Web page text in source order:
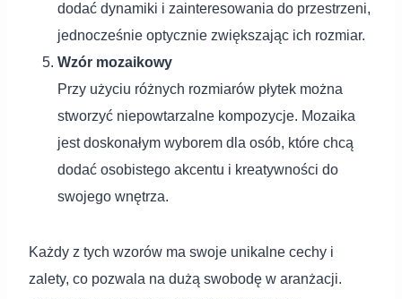
dodać dynamiki i zainteresowania do przestrzeni,
jednocześnie optycznie zwiększając ich rozmiar.
Wzór mozaikowy
Przy użyciu różnych rozmiarów płytek można
stworzyć niepowtarzalne kompozycje. Mozaika
jest doskonałym wyborem dla osób, które chcą
dodać osobistego akcentu i kreatywności do
swojego wnętrza.
Każdy z tych wzorów ma swoje unikalne cechy i
zalety, co pozwala na dużą swobodę w aranżacji.